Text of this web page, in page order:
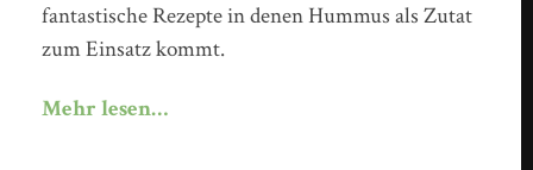
fantastische Rezepte in denen Hummus als Zutat
zum Einsatz kommt.
Mehr lesen…